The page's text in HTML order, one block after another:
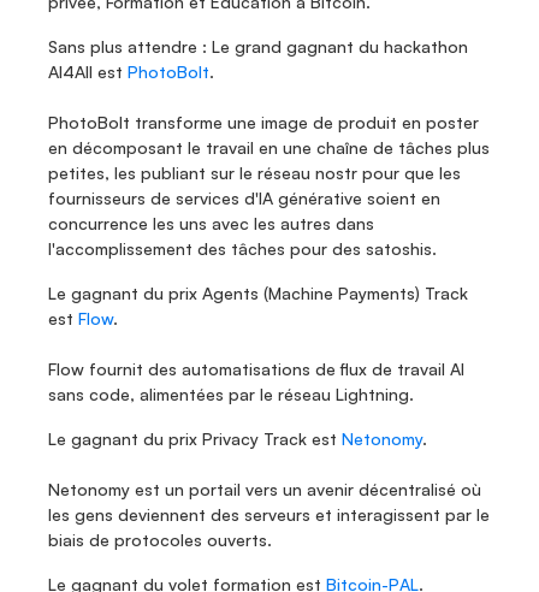
Sans plus attendre : Le grand gagnant du hackathon
AI4All est PhotoBolt.
PhotoBolt transforme une image de produit en poster
en décomposant le travail en une chaîne de tâches plus
petites, les publiant sur le réseau nostr pour que les
fournisseurs de services d'IA générative soient en
concurrence les uns avec les autres dans
l'accomplissement des tâches pour des satoshis.
Le gagnant du prix Agents (Machine Payments) Track
est Flow.
Flow fournit des automatisations de flux de travail AI
sans code, alimentées par le réseau Lightning.
Le gagnant du prix Privacy Track est Netonomy.
Netonomy est un portail vers un avenir décentralisé où
les gens deviennent des serveurs et interagissent par le
biais de protocoles ouverts.
Le gagnant du volet formation est Bitcoin-PAL.